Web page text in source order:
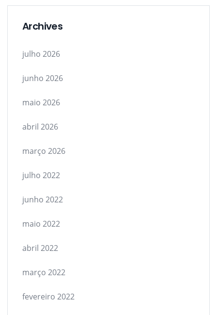
Archives
julho 2026
junho 2026
maio 2026
abril 2026
março 2026
julho 2022
junho 2022
maio 2022
abril 2022
março 2022
fevereiro 2022